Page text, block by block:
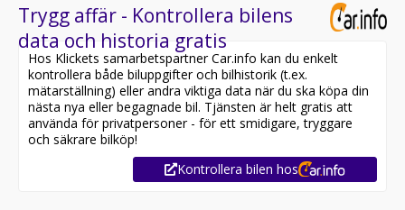
- Navigation
- Rattvärme
- Adaptiv farthållare
- Apple CarPlay & Android auto
- Keyless system
Jämför denna bil med någon av våra andra Nissan Leaf i
lager. Se våra bilar på
https://www.riddermarkbil.se/kopa-bil/?series=leaf
Trygg affär - Kontrollera bilens
data och historia gratis
Hos Klickets samarbetspartner Car.info kan du enkelt
kontrollera både biluppgifter och bilhistorik (t.ex.
mätarställning) eller andra viktiga data när du ska köpa din
nästa nya eller begagnade bil. Tjänsten är helt gratis att
använda för privatpersoner - för ett smidigare, tryggare
och säkrare bilköp!
Kontrollera bilen hos